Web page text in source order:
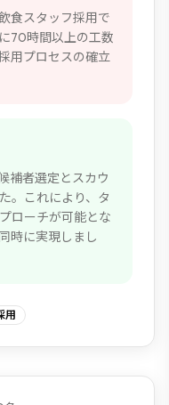
食スタッフ採用で
70時間以上の工数
用プロセスの確立
補者選定とスカウ
。これにより、タ
ローチが可能とな
時に実現しまし
用